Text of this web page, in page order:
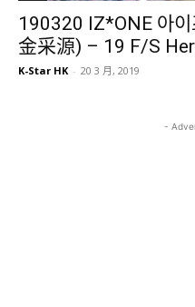
190320 IZ*ONE 아
金采源) – 19 F/S
K-Star HK - 20 3 月, 2019
-